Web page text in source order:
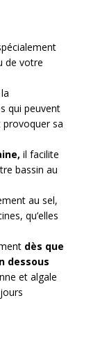
de votre
qui peuvent
provoquer sa
il facilite
bassin au
au sel,
qu’elles
dès que
dessous
et algale